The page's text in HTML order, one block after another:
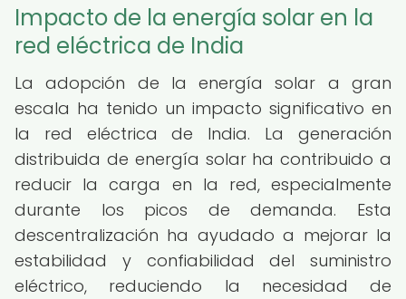
Impacto de la energía solar en la
red eléctrica de India
La adopción de la energía solar a gran
escala ha tenido un impacto significativo en
la red eléctrica de India. La generación
distribuida de energía solar ha contribuido a
reducir la carga en la red, especialmente
durante los picos de demanda. Esta
descentralización ha ayudado a mejorar la
estabilidad y confiabilidad del suministro
eléctrico, reduciendo la necesidad de